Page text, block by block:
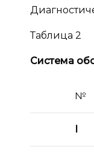
Таблица 2
Система
№
I